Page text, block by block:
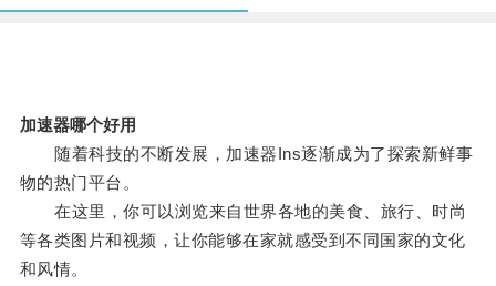
加速器哪个好用
随着科技的不断发展，加速器Ins逐渐成为了探索新鲜事
物的热门平台。
在这里，你可以浏览来自世界各地的美食、旅行、时尚
等各类图片和视频，让你能够在家就感受到不同国家的文化
和风情。